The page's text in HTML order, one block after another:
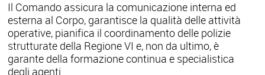
Il Comando assicura la comunicazione interna ed
esterna al Corpo, garantisce la qualità delle attività
operative, pianifica il coordinamento delle polizie
strutturate della Regione VI e, non da ultimo, è
garante della formazione continua e specialistica
degli agenti.